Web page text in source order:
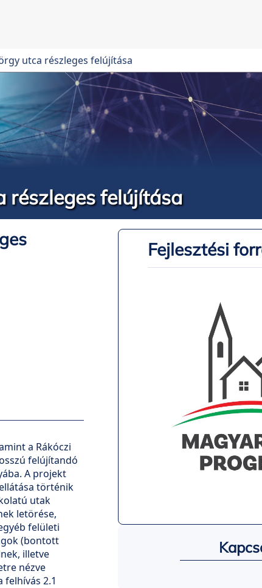
utca részleges felújítása
részleges felújítása
a Rákóczi
felújítandó
A projekt
történik
utak
letörése,
felületi
(bontott
illetve
nézve
2.1
Fejlesztési